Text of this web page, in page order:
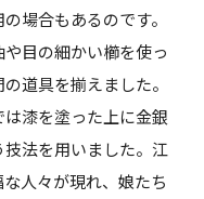
場合もあるのです。
目の細かい櫛を使っ
道具を揃えました。
漆を塗った上に金銀
法を用いました。江
人々が現れ、娘たち